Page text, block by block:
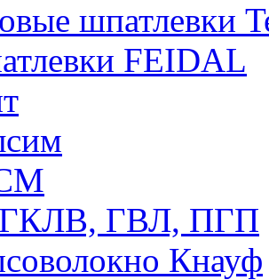
шпатлевки
FEIDAL
ГВЛ, ПГП
Кнауф